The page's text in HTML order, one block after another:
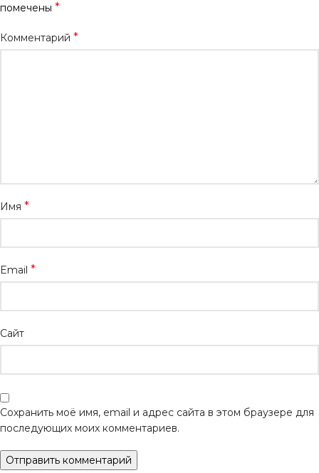
помечены *
Комментарий *
Имя *
Email *
Сайт
Сохранить моё имя, email и адрес сайта в этом браузере для
последующих моих комментариев.